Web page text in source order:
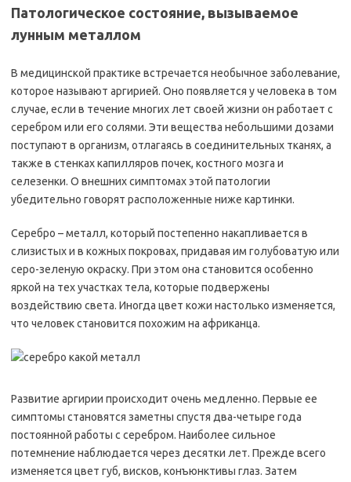
Патологическое состояние, вызываемое
лунным металлом
В медицинской практике встречается необычное заболевание,
которое называют аргирией. Оно появляется у человека в том
случае, если в течение многих лет своей жизни он работает с
серебром или его солями. Эти вещества небольшими дозами
поступают в организм, отлагаясь в соединительных тканях, а
также в стенках капилляров почек, костного мозга и
селезенки. О внешних симптомах этой патологии
убедительно говорят расположенные ниже картинки.
Серебро – металл, который постепенно накапливается в
слизистых и в кожных покровах, придавая им голубоватую или
серо-зеленую окраску. При этом она становится особенно
яркой на тех участках тела, которые подвержены
воздействию света. Иногда цвет кожи настолько изменяется,
что человек становится похожим на африканца.
Развитие аргирии происходит очень медленно. Первые ее
симптомы становятся заметны спустя два-четыре года
постоянной работы с серебром. Наиболее сильное
потемнение наблюдается через десятки лет. Прежде всего
изменяется цвет губ, висков, конъюнктивы глаз. Затем